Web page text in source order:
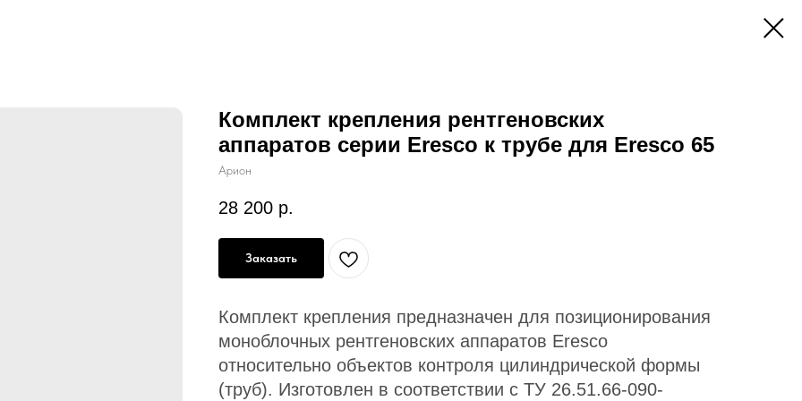
Комплект крепления рентгеновских
аппаратов серии Eresco к трубе для Eresco 65
Арион
28 200 р.
Заказать
Комплект крепления предназначен для позиционирования
моноблочных рентгеновских аппаратов Eresco
относительно объектов контроля цилиндрической формы
(труб). Изготовлен в соответствии с ТУ 26.51.66-090-